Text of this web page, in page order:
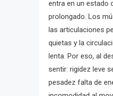
entra en un estado
prolongado. Los
las articulaciones
quietas y la
lenta. Por eso, al
sentir: rigidez leve
pesadez falta de